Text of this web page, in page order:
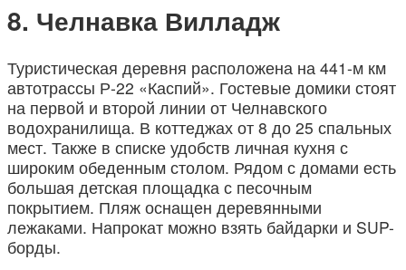
Челнавка Вилладж
Туристическая деревня расположена на 441-м км
автотрассы Р-22 «Каспий». Гостевые домики стоят
на первой и второй линии от Челнавского
водохранилища. В коттеджах от 8 до 25 спальных
мест. Также в списке удобств личная кухня с
широким обеденным столом. Рядом с домами есть
большая детская площадка с песочным
покрытием. Пляж оснащен деревянными
лежаками. Напрокат можно взять байдарки и SUP-
борды.